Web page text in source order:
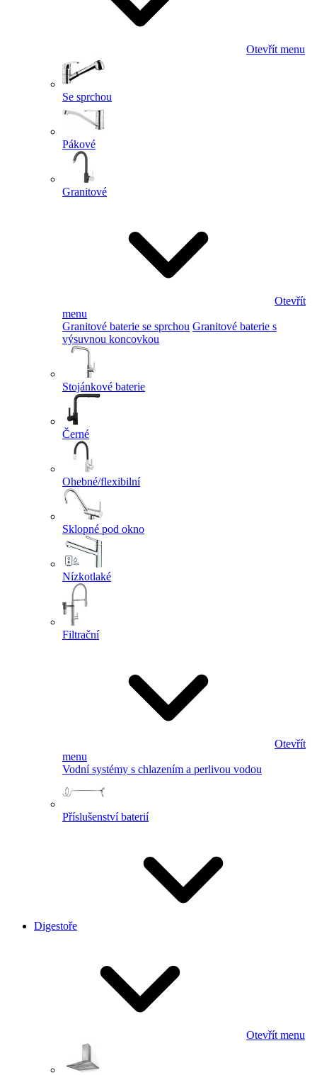
Otevřít menu
Se sprchou
Pákové
Granitové
Otevřít
menu
Granitové baterie se sprchou Granitové baterie s
výsuvnou koncovkou
Stojánkové baterie
Černé
Ohebné/flexibilní
Sklopné pod okno
Nízkotlaké
Filtrační
Otevřít
menu
Vodní systémy s chlazením a perlivou vodou
Příslušenství baterií
Digestoře
Otevřít menu